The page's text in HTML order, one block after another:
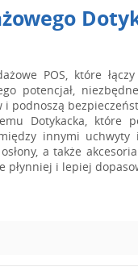
POS, które
potencjał,
podnoszą
Dotykacka, które
innymi
a także
płynniej i lepiej